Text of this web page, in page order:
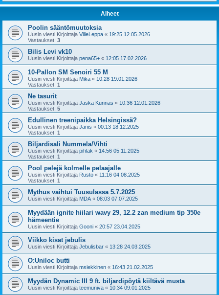
Aiheet
Poolin sääntömuutoksia
Uusin viesti Kirjoittaja VilleLeppa « 19:25 12.05.2026
Vastaukset: 3
Bilis Levi vk10
Uusin viesti Kirjoittaja pena65+ « 12:05 17.02.2026
10-Pallon SM Senoiri 55 M
Uusin viesti Kirjoittaja Mika « 10:28 19.01.2026
Vastaukset: 1
Ne tasurit
Uusin viesti Kirjoittaja Jaska Kunnas « 10:36 12.01.2026
Vastaukset: 5
Edullinen treenipaikka Helsingissä?
Uusin viesti Kirjoittaja Jänis « 00:13 18.12.2025
Vastaukset: 1
Biljardisali Nummela/Vihti
Uusin viesti Kirjoittaja pihlak « 14:56 05.11.2025
Vastaukset: 1
Pool pelejä kolmelle pelaajalle
Uusin viesti Kirjoittaja Rusto « 11:16 04.08.2025
Vastaukset: 1
Mythus vaihtui Tuusulassa 5.7.2025
Uusin viesti Kirjoittaja MDA « 08:03 07.07.2025
Myydään ignite hiilari wavy 29, 12.2 zan medium tip 350e
hämeentie
Uusin viesti Kirjoittaja Gooni « 20:57 23.04.2025
Viikko kisat jebulis
Uusin viesti Kirjoittaja Jebulisbar « 13:28 24.03.2025
O:Uniloc butti
Uusin viesti Kirjoittaja msiekkinen « 16:43 21.02.2025
Myydän Dynamic III 9 ft. biljardipöytä kiiltävä musta
Uusin viesti Kirjoittaja teemuniva « 10:34 09.01.2025